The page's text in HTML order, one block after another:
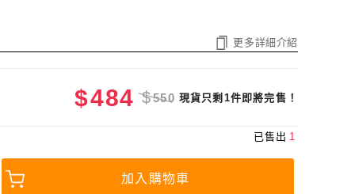
更多詳細介紹
$484 $550 現貨只剩1件即將完售！
已售出 1
加入購物車